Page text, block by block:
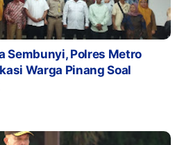
Sembunyi, Polres Metro
Warga Pinang Soal